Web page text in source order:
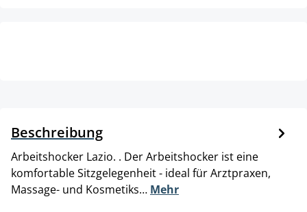
Beschreibung
Arbeitshocker Lazio. . Der Arbeitshocker ist eine
komfortable Sitzgelegenheit - ideal für Arztpraxen,
Massage- und Kosmetiks… Mehr